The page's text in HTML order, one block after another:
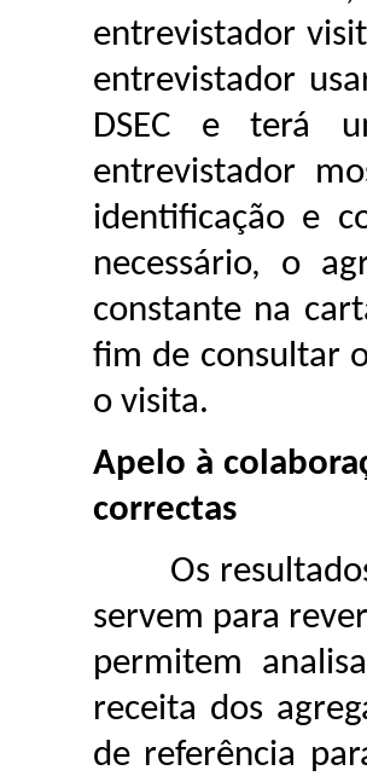
entrevistador
entrevistador
DSEC e terá
entrevistador
identificação e
necessário, o
constante na
fim de consultar
o visita.
Apelo à
correctas
Os resultados
servem para
permitem
receita dos
de referência